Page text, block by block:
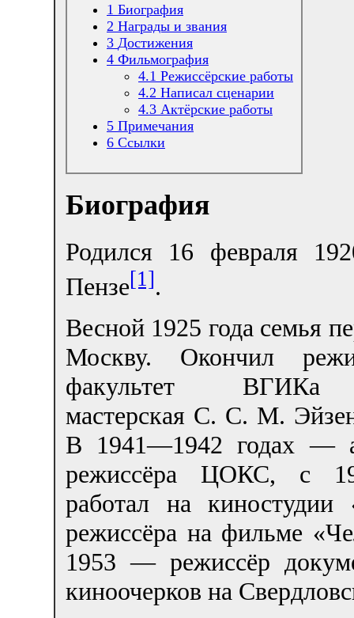
1 Биография
2 Награды и звания
3 Достижения
4 Фильмография
4.1 Режиссёрские работы
4.2 Написал сценарии
4.3 Актёрские работы
5 Примечания
6 Ссылки
Биография
Родился 16 февраля
Пензе[1].
Весной 1925 года семья
Москву. Окончил
факультет ВГИКа
мастерская С. С. М.
В 1941—1942 годах —
режиссёра ЦОКС, с
работал на
режиссёра на фильме
1953 — режиссёр
киноочерков на